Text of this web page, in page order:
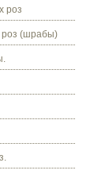
роз
роз (шрабы)